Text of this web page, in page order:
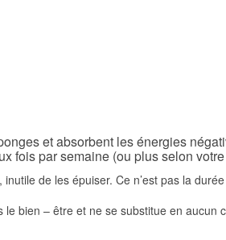
et absorbent les énergies
fois par semaine (ou plus selon
de les épuiser. Ce n’est pas la durée
le bien – être et ne se substitue en